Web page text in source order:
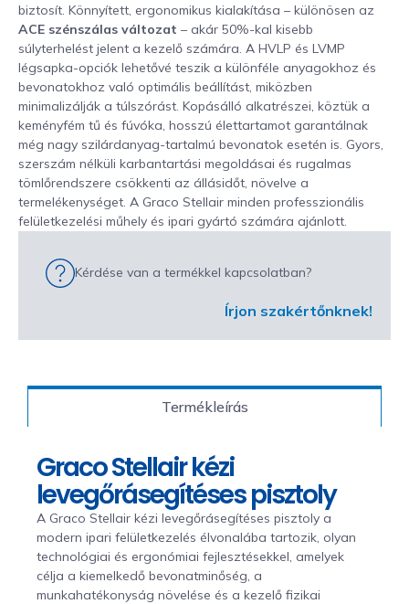
biztosít. Könnyített, ergonomikus kialakítása – különösen az
ACE szénszálas változat – akár 50%-kal kisebb
súlyterhelést jelent a kezelő számára. A HVLP és LVMP
légsapka-opciók lehetővé teszik a különféle anyagokhoz és
bevonatokhoz való optimális beállítást, miközben
minimalizálják a túlszórást. Kopásálló alkatrészei, köztük a
keményfém tű és fúvóka, hosszú élettartamot garantálnak
még nagy szilárdanyag-tartalmú bevonatok esetén is. Gyors,
szerszám nélküli karbantartási megoldásai és rugalmas
tömlőrendszere csökkenti az állásidőt, növelve a
termelékenységet. A Graco Stellair minden professzionális
felületkezelési műhely és ipari gyártó számára ajánlott.
Kérdése van a termékkel kapcsolatban?
Írjon szakértőnknek!
Termékleírás
Graco Stellair kézi
levegőrásegítéses pisztoly
A Graco Stellair kézi levegőrásegítéses pisztoly a
modern ipari felületkezelés élvonalába tartozik, olyan
technológiai és ergonómiai fejlesztésekkel, amelyek
célja a kiemelkedő bevonatminőség, a
munkahatékonyság növelése és a kezelő fizikai